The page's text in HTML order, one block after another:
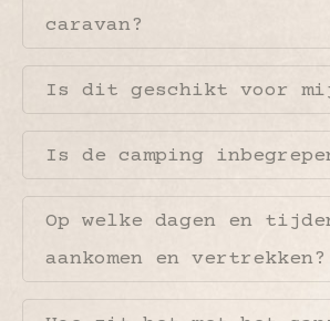
caravan?
Is dit geschikt voor
Is de camping
Op welke dagen en
aankomen en vertrekken?